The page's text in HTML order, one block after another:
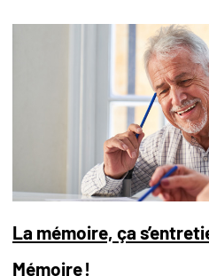
La mémoire, ça
Mémoire !